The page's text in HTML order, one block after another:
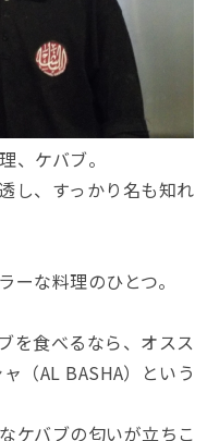
、ケバブ。
し、すっかり名も知れ
ーな料理のひとつ。
を食べるなら、オスス
（AL BASHA）という
ケバブの匂いが立ちこ